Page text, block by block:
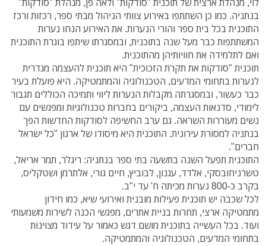
בנתניה. כמו כן השתתפו באירוע צוותי הניהול מבתי ספר, רכזות ורכז
התוכנית בכל בית ספר והורי הנערות. את האירוע הנחו נערות
המשתתפות כבר מעל שנה בתוכנית, ובמסגרתו שיתפו בוגרת התוכנית
ואם לתלמידה את חוויותיהן מהתוכנית.
תוכנית "סודקות את תקרת הזכוכית" היא תוכנית להעצמה מגדרית
לנערות בתחומי המדעים, הטכנולוגיה והמתמטיקה. היא פועלת בעיר
כבר כעשור, ובמסגרתה מקבלות הנערות ליווי ותמיכה הכוללים תגבור
לימודי, סדנאות העצמה, ביקורים בחברות טכנולוגיות ומפגשים עם
נשים מעוררות השראה. גם ערב החשיפה לסודקות החדשות הפך
בנתניה למסורת עירונית. התוכנית היא מיסודו של ארגון "כל ישראל
חברים".
התוכנית תפעל השנה בתשעה בתי ספר בנתניה: ריגלר, תמר אריאל,
טשרניחובסקי, אלדד, עגנון, לבוביץ, חיים גורי, אלתרמן ושטקליס,
בקרב כ-800 נערות מכיתה ח' עד י"ב.
לכל שכבה יש תוכנית פעילות מובנית ואירועי שיא, כמו חידון
מתמטיקה ארצי, תחרות בניית אתרים, מפגשי הכנה לשירות משמעותי
ועוד. בכל העשייה בתוכנית מושם דגש כאמור על עידוד מצוינות
בתחומי המדעים, הטכנולוגיה והמתמטיקה.